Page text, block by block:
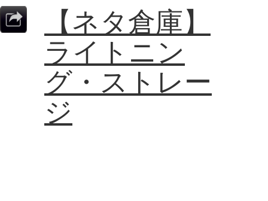
【ネタ倉庫】
ライトニン
グ・ストレー
ジ